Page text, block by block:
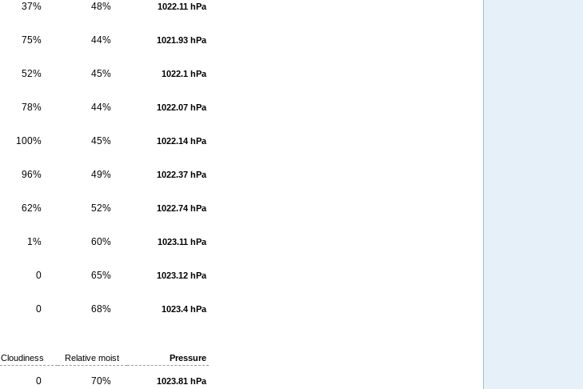
37% 48% 1022.11 hPa
75% 44% 1021.93 hPa
52% 45% 1022.1 hPa
78% 44% 1022.07 hPa
100% 45% 1022.14 hPa
96% 49% 1022.37 hPa
62% 52% 1022.74 hPa
1% 60% 1023.11 hPa
0 65% 1023.12 hPa
0 68% 1023.4 hPa
Cloudiness Relative moist Pressure
0 70% 1023.81 hPa